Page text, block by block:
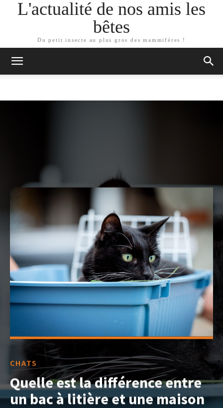
L'actualité de nos amis les
bêtes
Du petit insecte au plus gros des mammifères !
CHATS
Quelle est la différence entre
un bac à litière et une maison